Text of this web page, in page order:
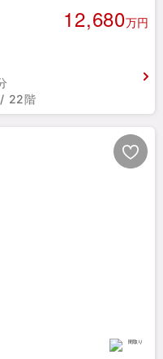
12,680万円
22階